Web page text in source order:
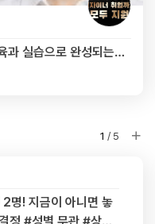
실습으로 완성되는
모집중 💕
명! 지금이 아니면 놓
1 / 5